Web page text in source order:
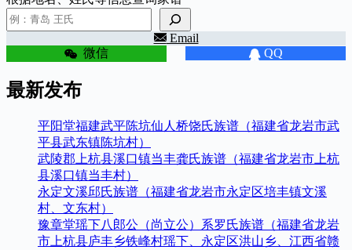
Email
微信 QQ
最新发布
平阳堂福建武平陈坑仙人桥饶氏族谱（福建省龙岩市武
平县武东镇陈坑村）
武陵郡上杭县溪口镇当丰龚氏族谱（福建省龙岩市上杭
县溪口镇当丰村）
永定文溪邱氏族谱（福建省龙岩市永定区培丰镇文溪
村、文东村）
豫章堂瑶下八郎公（尚立公）系罗氏族谱（福建省龙岩
市上杭县庐丰乡铁峰村瑶下、永定区洪山乡、江西省赣